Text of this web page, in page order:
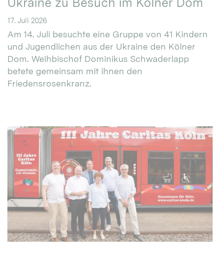
17. Juli 2026
Am 14. Juli besuchte eine Gruppe von 41 Kindern
und Jugendlichen aus der Ukraine den Kölner
Dom. Weihbischof Dominikus Schwaderlapp
betete gemeinsam mit ihnen den
Friedensrosenkranz.